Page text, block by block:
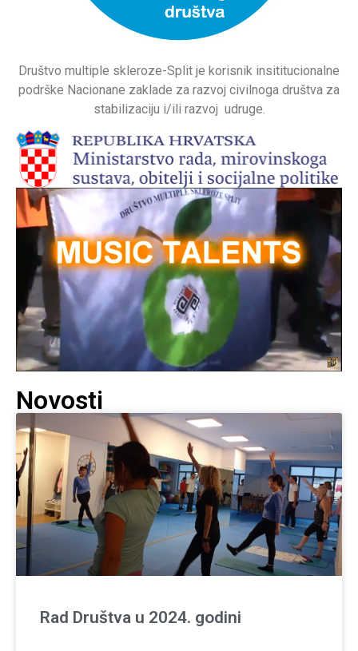
Društvo multiple skleroze-Split je korisnik insititucionalne
podrške Nacionane zaklade za razvoj civilnoga društva za
stabilizaciju i/ili razvoj udruge.
Novosti
Rad Društva u 2024. godini